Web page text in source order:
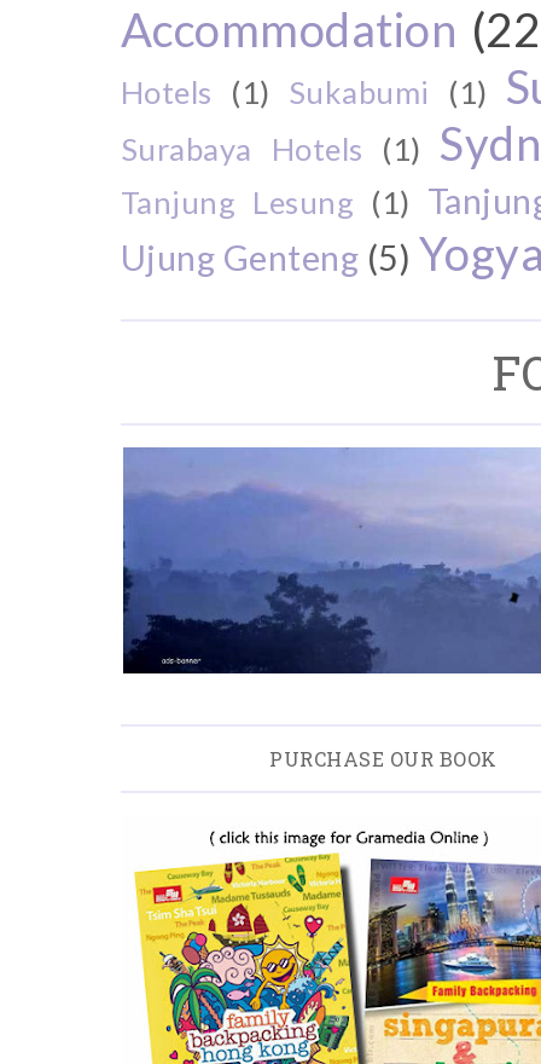
Accommodation
Hotels (1) Sukabumi (1)
Surabaya Hotels (1)
Tanjung Lesung (1)
Ujung Genteng (5)
PURCHASE OUR BOOK